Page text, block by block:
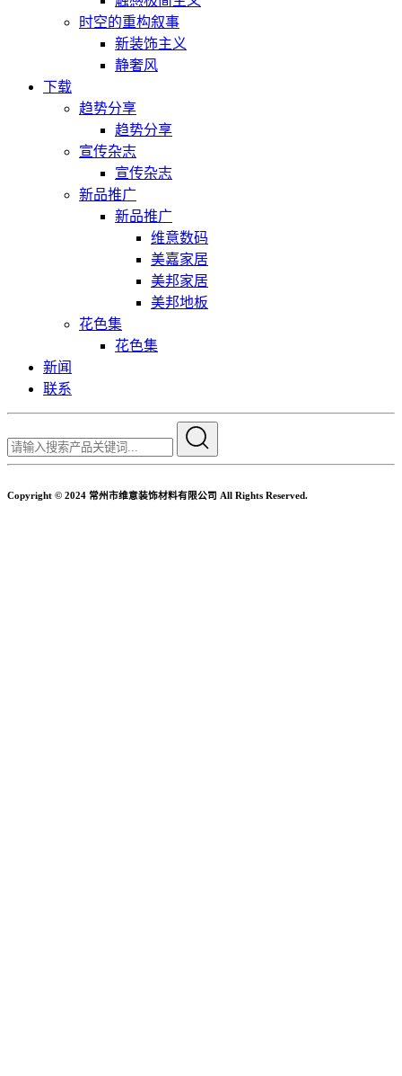
时空的重构叙事
新装饰主义
静奢风
下载
趋势分享
趋势分享
宣传杂志
宣传杂志
新品推广
新品推广
维意数码
美嘉家居
美邦家居
美邦地板
花色集
花色集
新闻
联系
Copyright © 2024 常州市维意装饰材料有限公司 All Rights Reserved.